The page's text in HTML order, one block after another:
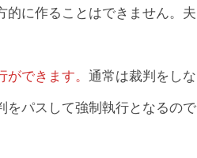
的に作ることはできません。夫
できます。 通常は裁判をしな
をパスして強制執行となるので